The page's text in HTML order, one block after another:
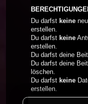
Du darfst keine
erstellen.
Du darfst keine
erstellen.
Du darfst deine
Du darfst deine
löschen.
Du darfst keine
erstellen.